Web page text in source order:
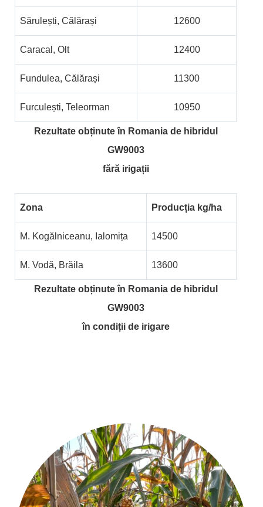
Sărulești, Călărași 12600
Caracal, Olt 12400
Fundulea, Călărași 11300
Furculești, Teleorman 10950
Rezultate obținute în Romania de hibridul
GW9003
fără irigații
Zona Producția kg/ha
M. Kogălniceanu, Ialomița 14500
M. Vodă, Brăila 13600
Rezultate obținute în Romania de hibridul
GW9003
în condiții de irigare